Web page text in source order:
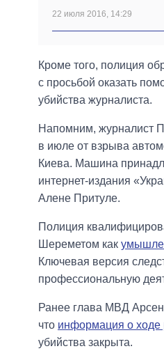
22 июля 2016, 14:29
Кроме того, полиция
с просьбой оказать
убийства журналиста.
Напомним, журналист
в июле от взрыва
Киева. Машина
интернет-издания
Алене Притуле.
Полиция
Шереметом как
Ключевая версия
профессиональную
Ранее глава МВД
что информация о ходе
убийства закрыта.